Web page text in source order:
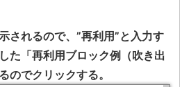
されるので、”再利用”と入力す
た「再利用ブロック例（吹き出
のでクリックする。